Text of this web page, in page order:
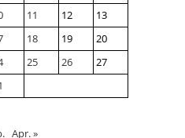
11 12
13
18 19
20
25 26
27
Apr. »